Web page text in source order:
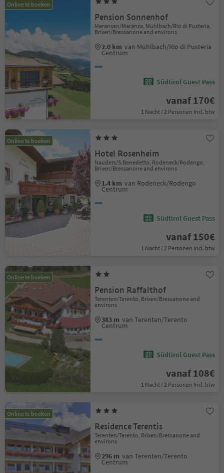
Online te boeken
Pension Sonnenhof
Meransen/Maranza, Mühlbach/Rio di Pusteria,
Brixen/Bressanone and environs
2.0 km van Mühlbach/Rio di Pusteria
Centrum
Südtirol Guest Pass
vanaf 170€
1 Nacht / 2 Personen Incl. btw
Online te boeken
Hotel Rosenheim
Nauders/S.Benedetto, Rodeneck/Rodengo,
Brixen/Bressanone and environs
1.4 km van Rodeneck/Rodengo
Centrum
Südtirol Guest Pass
vanaf 150€
1 Nacht / 2 Personen Incl. btw
Online te boeken
Pension Raffalthof
Terenten/Terento, Brixen/Bressanone and
environs
383 m van Terenten/Terento
Centrum
Südtirol Guest Pass
vanaf 108€
1 Nacht / 2 Personen Incl. btw
Online te boeken
Residence Terentis
Terenten/Terento, Brixen/Bressanone and
environs
296 m van Terenten/Terento
Centrum